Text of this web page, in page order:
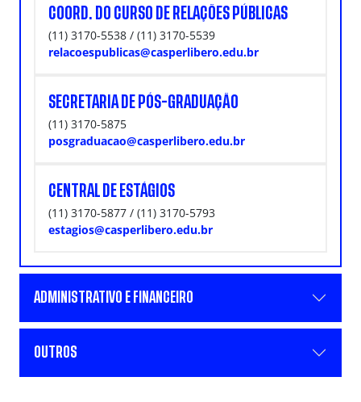
COORD. DO CURSO DE RELAÇÕES PÚBLICAS
(11) 3170-5538 / (11) 3170-5539
relacoespublicas@casperlibero.edu.br
SECRETARIA DE PÓS-GRADUAÇÃO
(11) 3170-5875
posgraduacao@casperlibero.edu.br
CENTRAL DE ESTÁGIOS
(11) 3170-5877 / (11) 3170-5793
estagios@casperlibero.edu.br
ADMINISTRATIVO E FINANCEIRO
OUTROS